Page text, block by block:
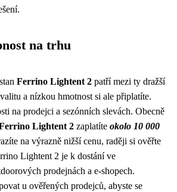
na trhu
Ferrino Lightent 2 patří mezi ty dražší
a nízkou hmotnost si ale připlatíte.
na prodejci a sezónních slevách. Obecně
Lightent 2 zaplatíte okolo 10 000
na výrazně nižší cenu, raději si ověřte
Lightent 2 je k dostání ve
prodejnách a e-shopech.
u ověřených prodejců, abyste se